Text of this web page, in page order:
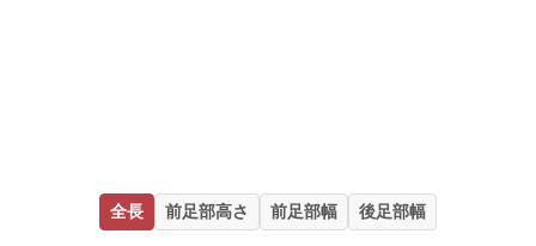
全長 前足部高さ 前足部幅 後足部幅